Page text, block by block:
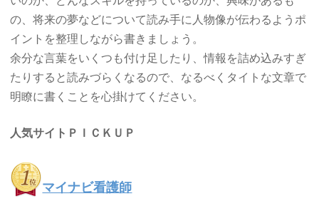
の、将来の夢などについて読み手に人物像が伝わるようポ
イントを整理しながら書きましょう。
余分な言葉をいくつも付け足したり、情報を詰め込みすぎ
たりすると読みづらくなるので、なるべくタイトな文章で
明瞭に書くことを心掛けてください。
人気サイトＰＩＣＫＵＰ
マイナビ看護師